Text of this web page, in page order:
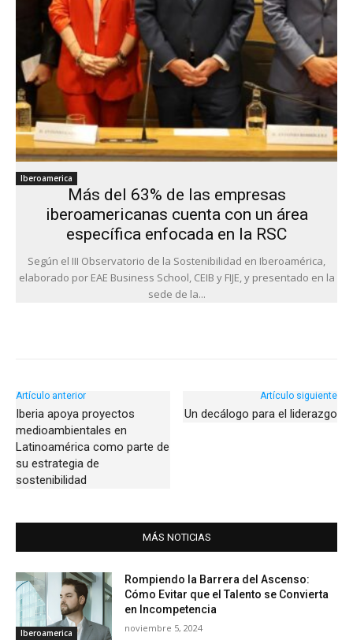
Iberoamerica
Más del 63% de las empresas
iberoamericanas cuenta con un área
específica enfocada en la RSC
Según el III Observatorio de la Sostenibilidad en Iberoamérica,
elaborado por EAE Business School, CEIB y FIJE, y presentado en la
sede de la...
Artículo anterior
Iberia apoya proyectos
medioambientales en
Latinoamérica como parte de
su estrategia de
sostenibilidad
Artículo siguiente
Un decálogo para el liderazgo
MÁS NOTICIAS
Iberoamerica
Rompiendo la Barrera del Ascenso:
Cómo Evitar que el Talento se Convierta
en Incompetencia
noviembre 5, 2024